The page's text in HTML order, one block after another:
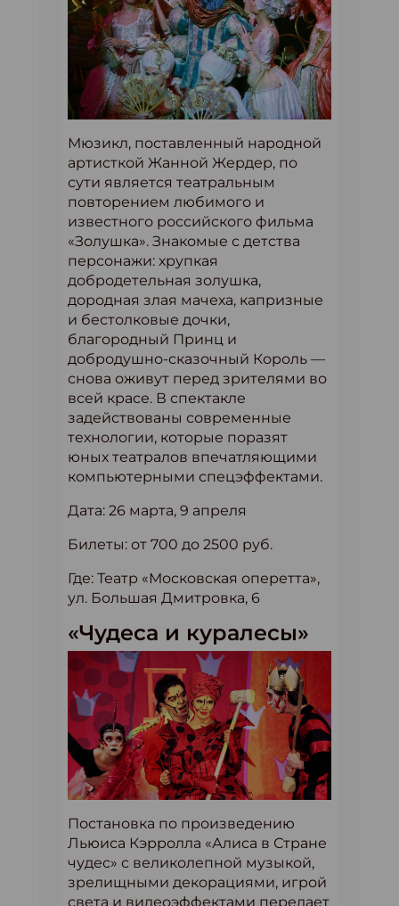
Мюзикл, поставленный народной
артисткой Жанной Жердер, по
сути является театральным
повторением любимого и
известного российского фильма
«Золушка». Знакомые с детства
персонажи: хрупкая
добродетельная золушка,
дородная злая мачеха, капризные
и бестолковые дочки,
благородный Принц и
добродушно-сказочный Король —
снова оживут перед зрителями во
всей красе. В спектакле
задействованы современные
технологии, которые поразят
юных театралов впечатляющими
компьютерными спецэффектами.
Дата: 26 марта, 9 апреля
Билеты: от 700 до 2500 руб.
Где: Театр «Московская оперетта»,
ул. Большая Дмитровка, 6
«Чудеса и куралесы»
Постановка по произведению
Льюиса Кэрролла «Алиса в Стране
чудес» с великолепной музыкой,
зрелищными декорациями, игрой
света и видеоэффектами передает